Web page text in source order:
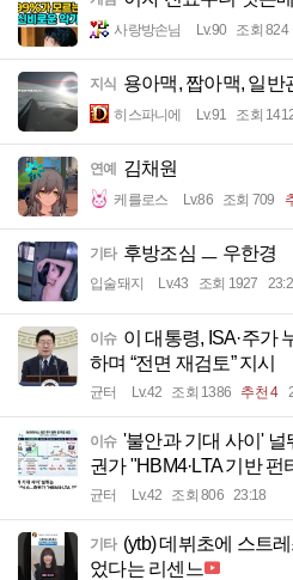
사랑방손님 Lv.90 조회 824
지식 용아맥, 짭아맥, 일반
히스파니에 Lv.91 조회
연예 김채원
케를로스 Lv.86 조회 709
기타 후방조심 ㅡ 우한경
입술돼지 Lv.43 조회 1927
이슈 이 대통령, ISA·주가
하며 “전면 재검토” 지시
균터 Lv.42 조회 1386 추천 4
이슈 '불안과 기대 사이'
권가 "HBM4·LTA 기반 펀
균터 Lv.42 조회 806 23:18
기타 (ytb) 데뷔초에 스트
었다는 리센느